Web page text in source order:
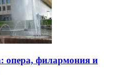
филармония и